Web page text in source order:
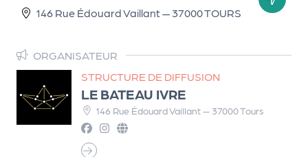
146 Rue Édouard Vaillant — 37000 TOURS
ORGANISATEUR
STRUCTURE DE DIFFUSION
LE BATEAU IVRE
146 Rue Édouard Vaillant — 37000 Tours
o
o
s
e